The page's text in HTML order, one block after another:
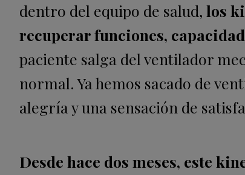
dentro del equipo de salud, los
recuperar funciones,
paciente salga del ventilador
normal. Ya hemos sacado de
alegría y una sensación de
Desde hace dos meses, este